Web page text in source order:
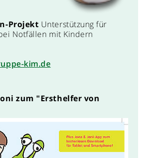
Projekt Unterstützung für
Notfällen mit Kindern
kim.de
zum "Ersthelfer von